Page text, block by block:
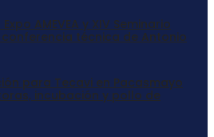
AMEVEA y XIV Seminario
técnica de Antonio
para Tecavi en Pacasmayo
incubación y pollo de